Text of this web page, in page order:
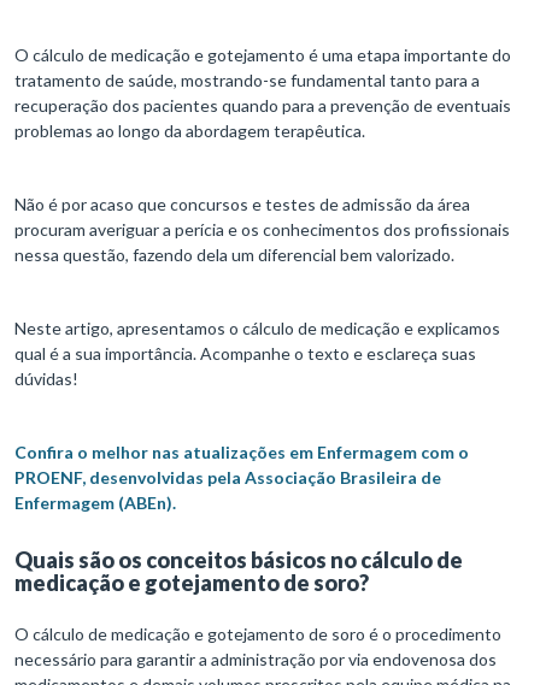
O cálculo de medicação e gotejamento é uma etapa importante do
tratamento de saúde, mostrando-se fundamental tanto para a
recuperação dos pacientes quando para a prevenção de eventuais
problemas ao longo da abordagem terapêutica.
Não é por acaso que concursos e testes de admissão da área
procuram averiguar a perícia e os conhecimentos dos profissionais
nessa questão, fazendo dela um diferencial bem valorizado.
Neste artigo, apresentamos o cálculo de medicação e explicamos
qual é a sua importância. Acompanhe o texto e esclareça suas
dúvidas!
Confira o melhor nas atualizações em Enfermagem com o
PROENF, desenvolvidas pela Associação Brasileira de
Enfermagem (ABEn).
Quais são os conceitos básicos no cálculo de
medicação e gotejamento de soro?
O cálculo de medicação e gotejamento de soro é o procedimento
necessário para garantir a administração por via endovenosa dos